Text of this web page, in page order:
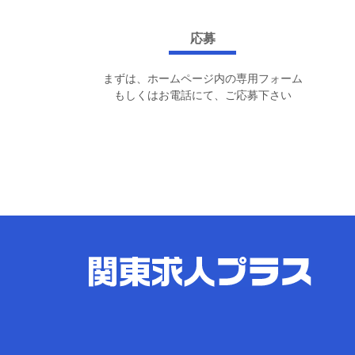
応募
まずは、ホームページ内の専用フォーム
もしくはお電話にて、ご応募下さい